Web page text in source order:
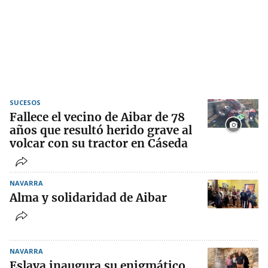
SUCESOS
Fallece el vecino de Aibar de 78
años que resultó herido grave al
volcar con su tractor en Cáseda
NAVARRA
Alma y solidaridad de Aibar
NAVARRA